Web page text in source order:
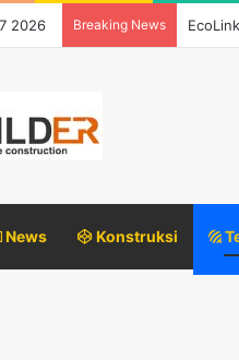
2026 Breaking News
News Konstruksi